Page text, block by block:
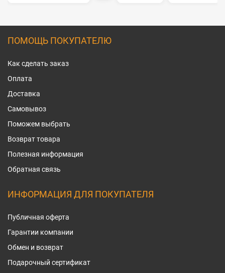
ПОМОЩЬ ПОКУПАТЕЛЮ
Как сделать заказ
Оплата
Доставка
Самовывоз
Поможем выбрать
Возврат товара
Полезная информация
Обратная связь
ИНФОРМАЦИЯ ДЛЯ ПОКУПАТЕЛЯ
Публичная оферта
Гарантии компании
Обмен и возврат
Подарочный сертификат